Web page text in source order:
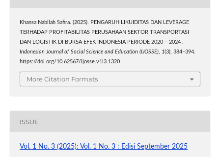
Khansa Nabilah Safira. (2025). PENGARUH LIKUIDITAS DAN LEVERAGE
TERHADAP PROFITABILITAS PERUSAHAAN SEKTOR TRANSPORTASI
DAN LOGISTIK DI BURSA EFEK INDONESIA PERIODE 2020 – 2024 .
Indonesian Journal of Social Science and Education (IJOSSE), 1(3), 384–394.
https://doi.org/10.62567/ijosse.v1i3.1320
More Citation Formats
ISSUE
Vol. 1 No. 3 (2025): Vol. 1 No. 3 : Edisi September 2025